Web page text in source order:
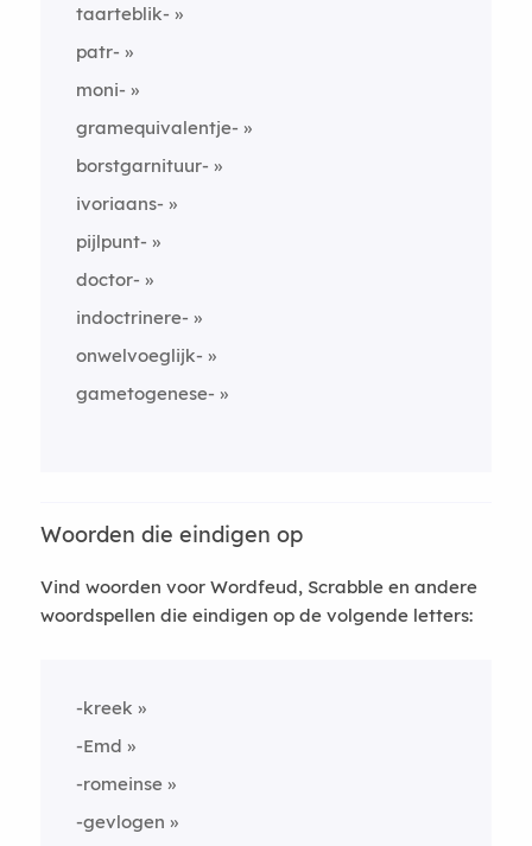
taarteblik-
patr-
moni-
gramequivalentje-
borstgarnituur-
ivoriaans-
pijlpunt-
doctor-
indoctrinere-
onwelvoeglijk-
gametogenese-
Woorden die eindigen op
Vind woorden voor Wordfeud, Scrabble en andere
woordspellen die eindigen op de volgende letters:
-kreek
-Emd
-romeinse
-gevlogen